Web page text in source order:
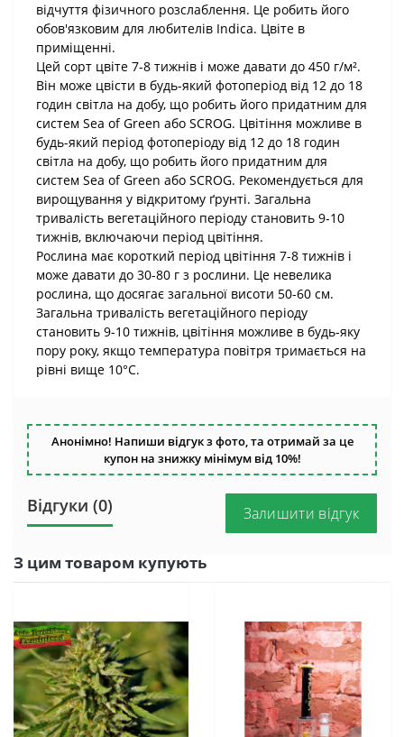
відчуття фізичного розслаблення. Це робить його
обов'язковим для любителів Indica. Цвіте в
приміщенні.
Цей сорт цвіте 7-8 тижнів і може давати до 450 г/м².
Він може цвісти в будь-який фотоперіод від 12 до 18
годин світла на добу, що робить його придатним для
систем Sea of Green або SCROG. Цвітіння можливе в
будь-який період фотоперіоду від 12 до 18 годин
світла на добу, що робить його придатним для
систем Sea of Green або SCROG. Рекомендується для
вирощування у відкритому ґрунті. Загальна
тривалість вегетаційного періоду становить 9-10
тижнів, включаючи період цвітіння.
Рослина має короткий період цвітіння 7-8 тижнів і
може давати до 30-80 г з рослини. Це невелика
рослина, що досягає загальної висоти 50-60 см.
Загальна тривалість вегетаційного періоду
становить 9-10 тижнів, цвітіння можливе в будь-яку
пору року, якщо температура повітря тримається на
рівні вище 10°C.
Анонімно! Напиши відгук з фото, та отримай за це
купон на знижку мінімум від 10%!
Відгуки (0) Залишити відгук
З цим товаром купують